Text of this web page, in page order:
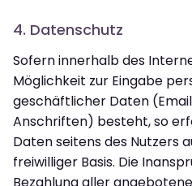
4. Datenschutz
Sofern innerhalb des
Möglichkeit zur Eingabe
geschäftlicher Daten
Anschriften) besteht, so
Daten seitens des Nutzers
freiwilliger Basis. Die
Bezahlung aller